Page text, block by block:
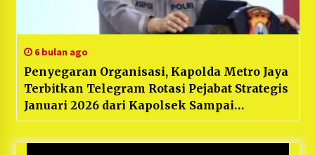
6 bulan ago
Penyegaran Organisasi, Kapolda Metro Jaya
Terbitkan Telegram Rotasi Pejabat Strategis
Januari 2026 dari Kapolsek Sampai
Kasatreskrim